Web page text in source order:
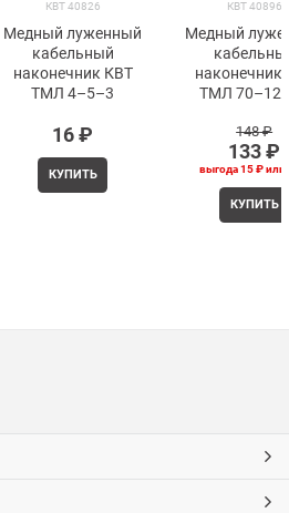
КВТ 40826
Медный луженный
кабельный
наконечник КВТ
ТМЛ 4–5–3
16 ₽
КУПИТЬ
КВТ 40896
Медный
наконечник
ТМЛ
148 ₽
133 ₽
выгода15 ₽или
КУПИТЬ